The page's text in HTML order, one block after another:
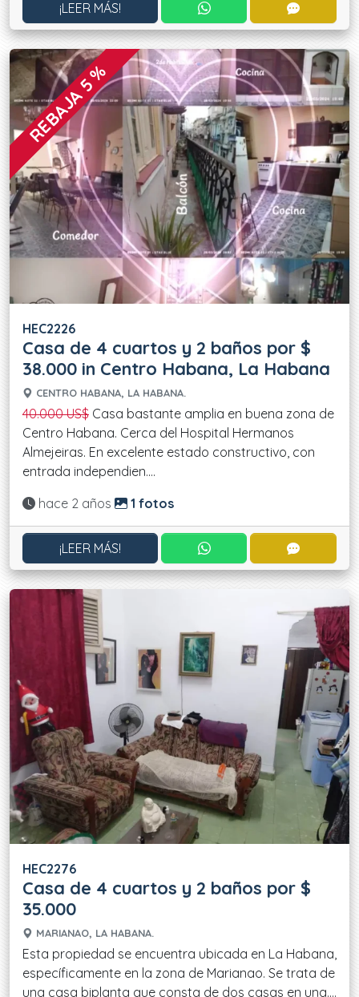
¡LEER MÁS! CONTACTAR POR
REBAJA 5 %
HEC2226
Casa de 4 cuartos y 2 baños por $
38.000 in Centro Habana, La Habana
CENTRO HABANA, LA HABANA.
40.000 US$ Casa bastante amplia en buena zona de
Centro Habana. Cerca del Hospital Hermanos
Almejeiras. En excelente estado constructivo, con
entrada independien....
Actualizado:
hace 2 años 1 fotos
¡LEER MÁS! CONTACTAR POR
HEC2276
Casa de 4 cuartos y 2 baños por $
35.000
MARIANAO, LA HABANA.
Esta propiedad se encuentra ubicada en La Habana,
específicamente en la zona de Marianao. Se trata de
una casa biplanta que consta de dos casas en una....